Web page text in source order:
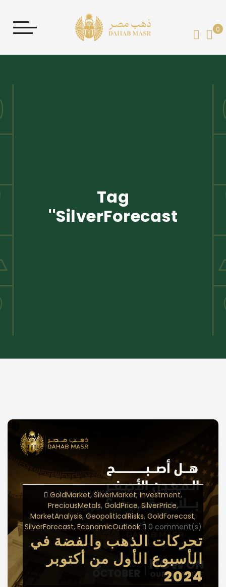
0
Tag
'SilverForecast'
GoldMarket SilverMarket Investment
PreciousMetals GoldPrice SilverPrice
MarketAnalysis GeopoliticalRisks GoldForecast
SilverForecast EconomicOutlook 0 comment(s)
تحركات الذهب والفضة في
الأسبوع الأول من أكتوبر
2024